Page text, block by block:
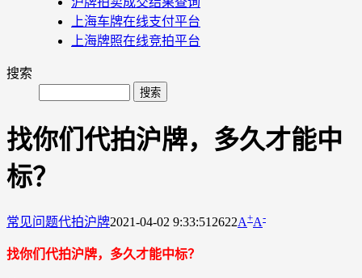
上海车牌在线支付平台
上海牌照在线竞拍平台
搜索
找你们代拍沪牌，多久才能中
标？
常见问题代拍沪牌2021-04-02 9:33:51 2622A+A-
找你们代拍沪牌，多久才能中标？